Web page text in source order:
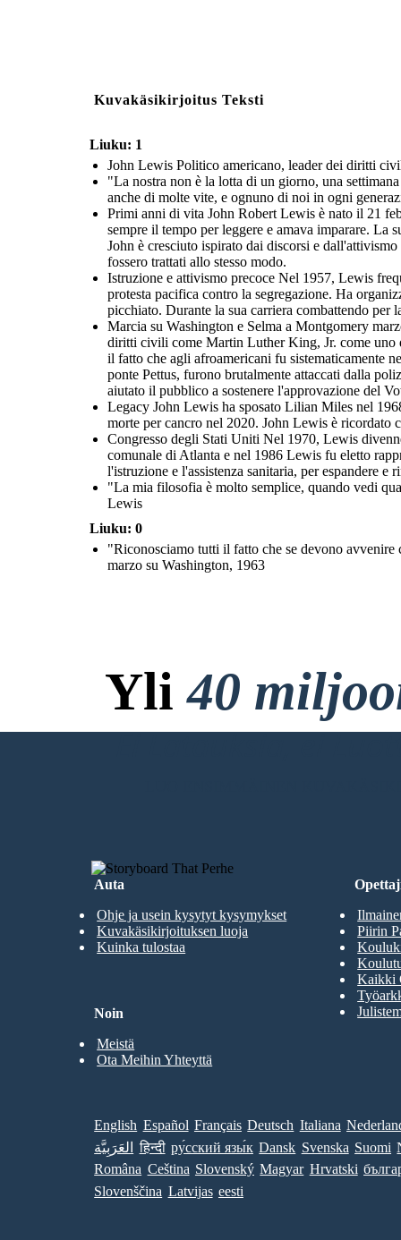
Kuvakäsikirjoitus Teksti
Liuku: 1
John Lewis Politico americano, leader dei diritti
"La nostra non è la lotta di un giorno, una
anche di molte vite, e ognuno di noi in ogni
Primi anni di vita John Robert Lewis è nato il 21
sempre il tempo per leggere e amava imparare. La
John è cresciuto ispirato dai discorsi e
fossero trattati allo stesso modo.
Istruzione e attivismo precoce Nel 1957, Lewis
protesta pacifica contro la segregazione. Ha
picchiato. Durante la sua carriera combattendo per
Marcia su Washington e Selma a Montgomery
diritti civili come Martin Luther King, Jr. come uno
il fatto che agli afroamericani fu sistematicamente
ponte Pettus, furono brutalmente attaccati dalla
aiutato il pubblico a sostenere l'approvazione del
Legacy John Lewis ha sposato Lilian Miles nel
morte per cancro nel 2020. John Lewis è ricordato
Congresso degli Stati Uniti Nel 1970, Lewis
comunale di Atlanta e nel 1986 Lewis fu eletto
l'istruzione e l'assistenza sanitaria, per espandere
"La mia filosofia è molto semplice, quando vedi
Lewis
Liuku: 0
"Riconosciamo tutti il fatto che se devono
marzo su Washington, 1963
Yli40
Ei Latauksia, ei
Auta
Ohje ja usein kysytyt kysymykset
Kuvakäsikirjoituksen luoja
Kuinka tulostaa
Piirin
Kaikki
Noin
Meistä
Ota Meihin Yhteyttä
English Español Français Deutsch Italiana
العَرَبِيَّة
हिन्दी ру́сский язы́к Dansk Svenska Suomi
Româna Ceština Slovenský Magyar Hrvatski
Slovenščina Latvijas eesti